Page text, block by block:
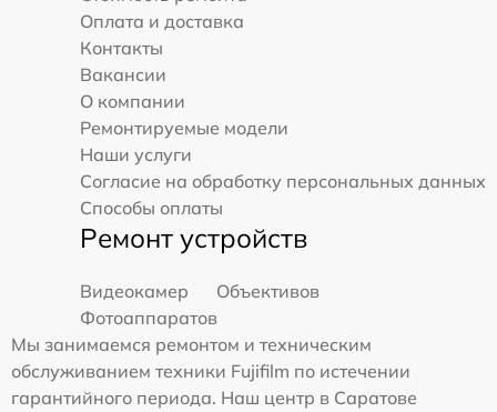
Оплата и доставка
Контакты
Вакансии
О компании
Ремонтируемые модели
Наши услуги
Согласие на обработку персональных данных
Способы оплаты
Ремонт устройств
Видеокамер
Объективов
Фотоаппаратов
Мы занимаемся ремонтом и техническим
обслуживанием техники Fujifilm по истечении
гарантийного периода. Наш центр в Саратове